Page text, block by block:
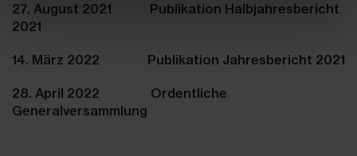
27. August 2021 Publikation Halbjahresbericht
2021
14. März 2022 Publikation Jahresbericht 2021
28. April 2022 Ordentliche
Generalversammlung